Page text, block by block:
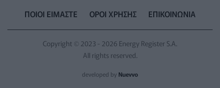
ΠΟΙΟΙ ΕΙΜΑΣΤΕ ΟΡΟΙ ΧΡΗΣΗΣ ΕΠΙΚΟΙΝΩΝΙΑ
Copyright © 2023 - 2026 Energy Register S.A.
All rights reserved.
developed by Nuevvo